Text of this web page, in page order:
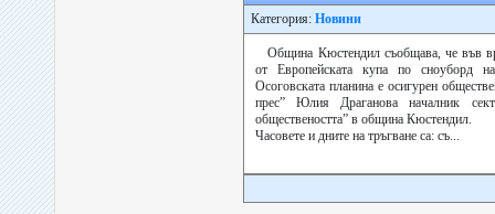
Категория: Новини
Община Кюстендил съобщава, че във
от Европейската купа по сноуборд
Осоговската планина е осигурен
прес” Юлия Драганова началник
обществеността” в община Кюстендил.
Часовете и дните на тръгване са: съ...